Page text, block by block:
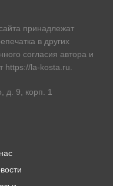
принадлежат
в других
согласия автора и
https://la-kosta.ru
д. 9, корп. 1